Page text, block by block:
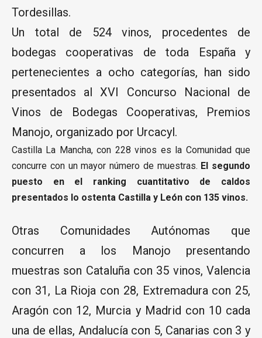
Tordesillas.
Un total de 524 vinos, procedentes de
bodegas cooperativas de toda España y
pertenecientes a ocho categorías, han sido
presentados al XVI Concurso Nacional de
Vinos de Bodegas Cooperativas, Premios
Manojo, organizado por Urcacyl.
Castilla La Mancha, con 228 vinos es la Comunidad que
concurre con un mayor número de muestras. El segundo
puesto en el ranking cuantitativo de caldos
presentados lo ostenta Castilla y León con 135 vinos.
Otras Comunidades Autónomas que
concurren a los Manojo presentando
muestras son Cataluña con 35 vinos, Valencia
con 31, La Rioja con 28, Extremadura con 25,
Aragón con 12, Murcia y Madrid con 10 cada
una de ellas, Andalucía con 5, Canarias con 3 y